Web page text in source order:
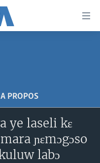
A PROPOS
ye laseli kɛ
ɲɛmɔgɔso
labɔ